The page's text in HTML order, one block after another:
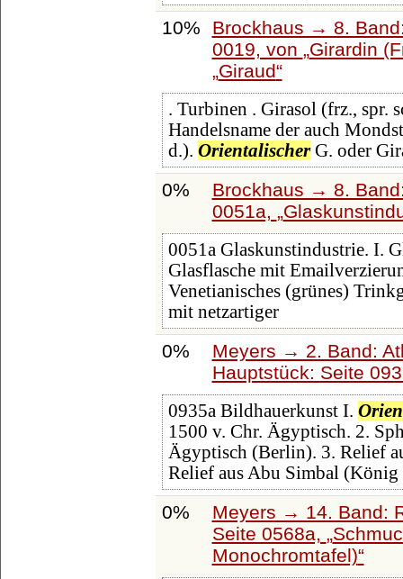
10%
Brockhaus → 8.
0019, von Girardin
Giraud
. Turbinen . Girasol (frz., spr.
Handelsname der auch
d.). OrientalischerG. oder
0%
Brockhaus → 8.
0051a,
0051a Glaskunstindustrie. I.
Glasflasche mit
Venetianisches (grünes)
mit netzartiger
0%
Meyers → 2. Band:
Hauptstück: Seite
0935a Bildhauerkunst I.
1500 v. Chr. Ägyptisch. 2.
Ägyptisch (Berlin). 3. Relief
Relief aus Abu Simbal (König
0%
Meyers → 14. Band:
Seite 0568a,
Monochromtafel)